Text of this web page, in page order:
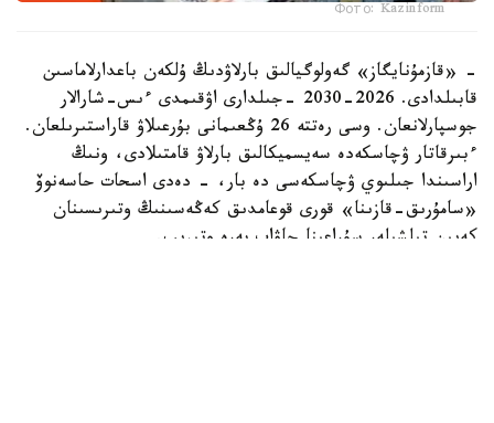
Фото: Kazinform
- «قازمۇنايگاز» گەولوگيالىق بارلاۋدىڭ ۇلكەن باعدارلاماسىن
قابىلدادى. 2026-2030 -جىلدارى اۋقىمدى ءىس-شارالار
جوسپارلانعان. وسى رەتتە 26 ۇڭعىمانى بۇرعىلاۋ قاراستىرىلعان.
ءبىرقاتار ۋچاسكەدە سەيسميكالىق بارلاۋ قامتىلادى، ونىڭ
اراسىندا جىلىوي ۋچاسكەسى دە بار، - دەدى اسحات حاسەنوۆ
«سامۇرىق-قازىنا» قورى قوعامدىق كەڭەسىنىڭ وتىرىسىنان
كەيىن تىلشىلەر سۇراعىنا جاۋاپ بەرە وتىرىپ.